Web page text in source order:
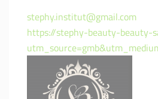
stephy.institut@gmail.com
https://stephy-beauty-beauty-